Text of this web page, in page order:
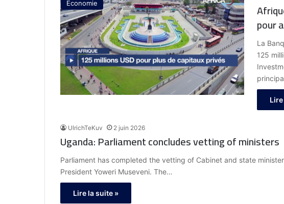
Economie
pour
La
125
UlrichTeKuv 2 juin 2026
Uganda: Parliament concludes vetting of ministers
Parliament has completed the vetting of Cabinet and state
President Yoweri Museveni. The…
Lire la suite »